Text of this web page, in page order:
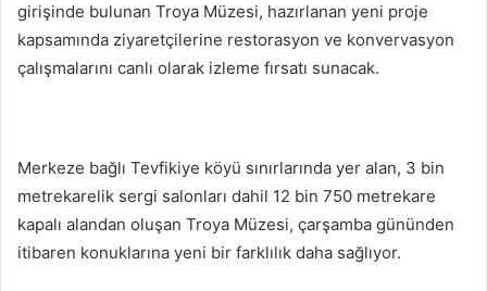
girişinde bulunan Troya Müzesi, hazırlanan yeni proje
kapsamında ziyaretçilerine restorasyon ve konvervasyon
çalışmalarını canlı olarak izleme fırsatı sunacak.
Merkeze bağlı Tevfikiye köyü sınırlarında yer alan, 3 bin
metrekarelik sergi salonları dahil 12 bin 750 metrekare
kapalı alandan oluşan Troya Müzesi, çarşamba gününden
itibaren konuklarına yeni bir farklılık daha sağlıyor.